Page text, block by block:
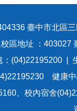
臺中市北區
區地址 ：403027
：(04)22195200 |
健康中
、校內宿舍